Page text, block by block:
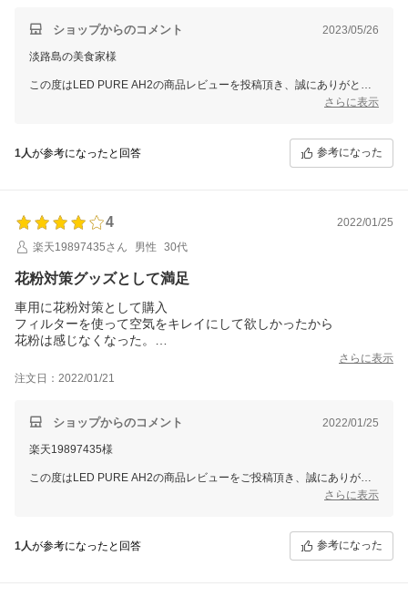
ショップからのコメント 2023/05/26
淡路島の美食家様
この度はLED PURE AH2の商品レビューを投稿頂き、誠にありがとう
ぜひ末永くご愛用いただけますと幸いです。
さらに表示
1人が参考になったと回答 参考になった
4
2022/01/25
楽天19897435さん
男性 30代
花粉対策グッズとして満足
車用に花粉対策として購入
フィルターを使って空気をキレイにして欲しかったから
花粉は感じなくなった。
臭うなら窓開けるし、フィルターにウィルスをキャッチ出来てか
さらに表示
注文日：2022/01/21
ショップからのコメント 2022/01/25
楽天19897435様
この度はLED PURE AH2の商品レビューをご投稿頂き、誠にありがと
大変嬉しく思っております。
さらに表示
1人が参考になったと回答 参考になった